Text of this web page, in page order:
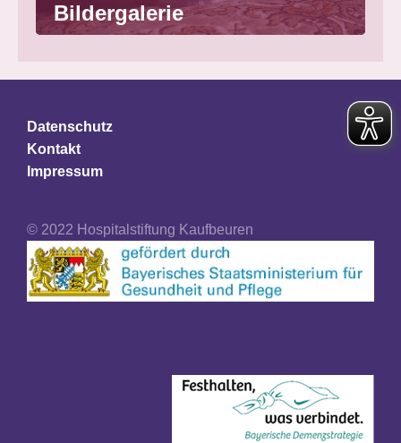
Bildergalerie
Datenschutz
Kontakt
Impressum
© 2022 Hospitalstiftung Kaufbeuren